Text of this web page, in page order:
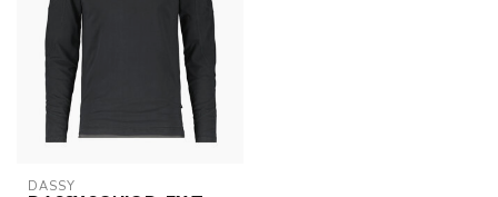
DASSY